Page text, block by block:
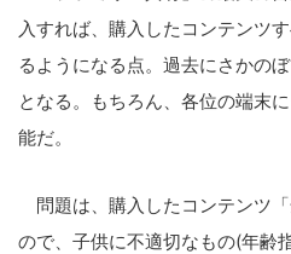
入すれば、購入したコンテンツ
るようになる点。過去にさかの
となる。もちろん、各位の端末
能だ。
問題は、購入したコンテンツ
ので、子供に不適切なもの(年齢